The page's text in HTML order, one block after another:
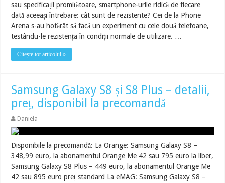
sau specificații promițătoare, smartphone-urile ridică de fiecare
dată aceeași întrebare: cât sunt de rezistente? Cei de la Phone
Arena s-au hotărât să facă un experiment cu cele două telefoane,
testându-le rezistența în condiții normale de utilizare. …
Citește tot articolul »
Samsung Galaxy S8 și S8 Plus – detalii,
preț, disponibil la precomandă
Daniela
Disponibile la precomandă: La Orange: Samsung Galaxy S8 –
348,99 euro, la abonamentul Orange Me 42 sau 795 euro la liber,
Samsung Galaxy S8 Plus – 449 euro, la abonamentul Orange Me
42 sau 895 euro preț standard La eMAG: Samsung Galaxy S8 –